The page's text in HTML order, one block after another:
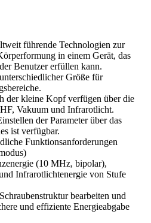
führende Technologien zur
in einem Gerät, das
Benutzer erfüllen kann.
Größe für
der kleine Kopf verfügen über die
Vakuum und Infrarotlicht.
der Parameter über das
ist verfügbar.
Funktionsanforderungen
(10 MHz, bipolar),
Infrarotlichtenergie von Stufe
bearbeiten und
und effiziente Energieabgabe